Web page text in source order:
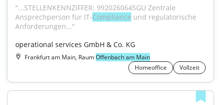
"...STELLENKENNZIFFER: 992026064SGU Zentrale
Ansprechperson für IT-Compliance und regulatorische
Anforderungen..."
operational services GmbH & Co. KG
Frankfurt am Main, RaumOffenbach am Main
Homeoffice
Vollzeit